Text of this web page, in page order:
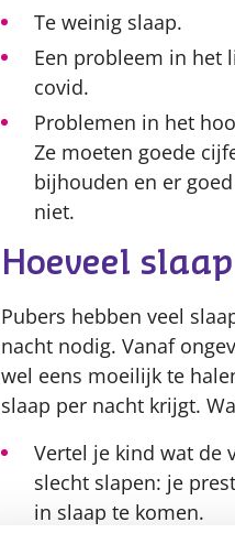
Te weinig slaap.
Een probleem in het
covid.
Problemen in het
Ze moeten goede
bijhouden en er
niet.
Hoeveel
Pubers hebben veel
nacht nodig. Vanaf
wel eens moeilijk te
slaap per nacht krijgt.
Vertel je kind wat de
slecht slapen: je
in slaap te komen.
Bedenk samen wat